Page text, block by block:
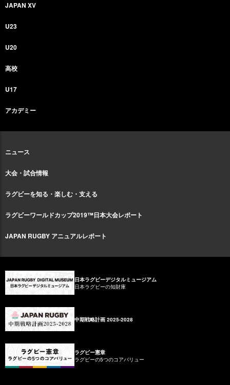
JAPAN XV
U23
U20
高校
U17
アカデミー
ニュース
大会・試合情報
ラグビーを知る・楽しむ・支える
ラグビーワールドカップ2019™日本大会レポート
JAPAN RUGBY アニュアルレポート
日本ラグビーデジタルミュージアム
日本ラグビーの知財庫
中期戦略計画 2025-2028
ラグビー憲章
ラグビーの5つのコアバリュー